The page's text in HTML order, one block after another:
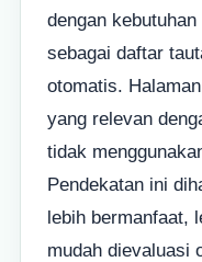
dengan
sebagai daftar
otomatis.
yang relevan
tidak
Pendekatan ini
lebih bermanfaat,
mudah dievaluasi